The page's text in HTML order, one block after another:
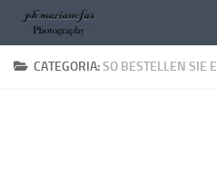
Salta al contenuto
CATEGORIA:SO BESTELLEN SIE